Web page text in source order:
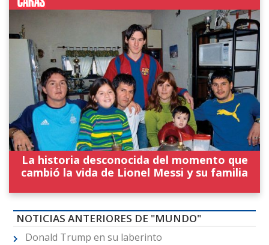
La historia desconocida del momento que
cambió la vida de Lionel Messi y su familia
NOTICIAS ANTERIORES DE "MUNDO"
Donald Trump en su laberinto